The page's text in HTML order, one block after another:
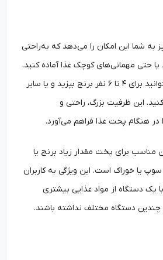
به شما این امکان را می‌دهد که به‌راحتی
مهمانی‌های کوچک غذا آماده کنید.
این حجم کافی است تا بتوانید برای ۴ تا ۶ نفر برنج بپزید و یا سایر
این ظرفیت بزرگ، راحتی و
پخت غذا فراهم می‌آورد.
برای پخت مقدار زیاد برنج یا
خوراک است. این ویژگی به کاربران
از مواد غذایی بیشتری
دستگاه مختلف نداشته باشند.